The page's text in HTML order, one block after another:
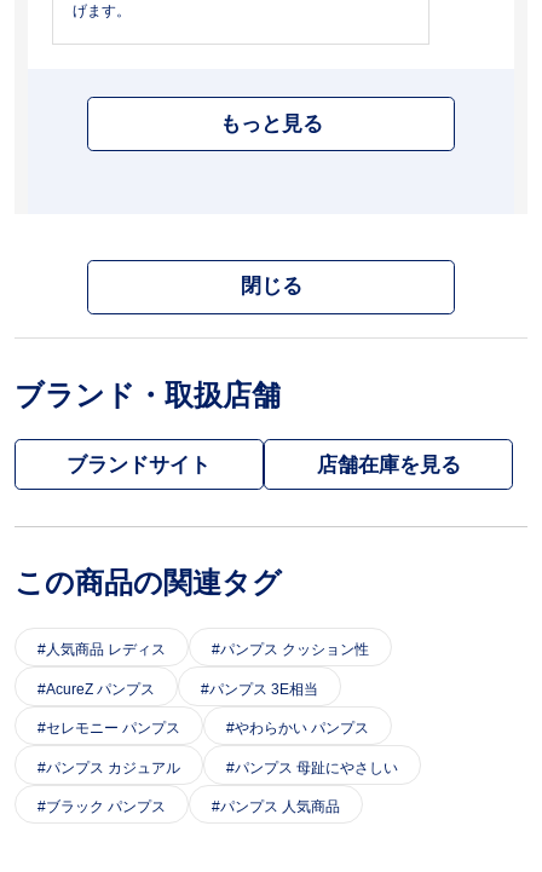
げます。
もっと見る
閉じる
ブランド・取扱店舗
ブランドサイト
この商品の関連タグ
人気商品 レディス パンプス クッション性
AcureZ パンプス パンプス 3E相当
セレモニー パンプス やわらかい パンプス
パンプス カジュアル パンプス 母趾にやさしい
ブラック パンプス パンプス 人気商品